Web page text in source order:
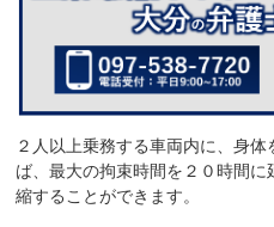
２人以上乗務する車両内に、身
ば、最大の拘束時間を２０時間
縮することができます。